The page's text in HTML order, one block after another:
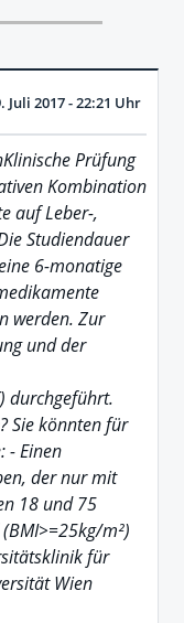
Juli 2017 - 22:21 Uhr
Prüfung
Kombination
auf Leber-,
Studiendauer
6-monatige
werden. Zur
und der
durchgeführt.
Sie könnten für
- Einen
der nur mit
18 und 75
m²)
für
Wien